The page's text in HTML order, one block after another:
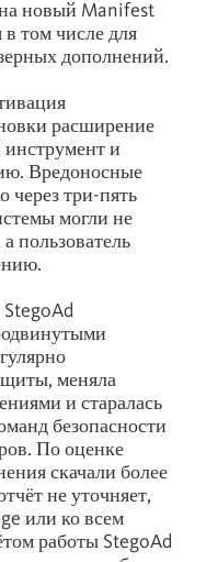
новый Manifest
в том числе для
дополнений.
расширение
инструмент и
Вредоносные
через три-пять
могли не
пользователь
меняла
и старалась
безопасности
По оценке
скачали более
не уточняет,
или ко всем
работы StegoAd